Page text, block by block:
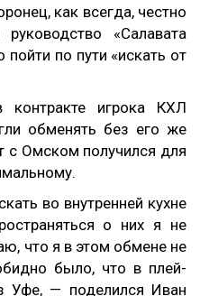
как всегда, честно
«Салавата
по пути «искать от
контракте игрока КХЛ
обменять без его же
с Омском получился для
во внутренней кухне
о них я не
что я в этом обмене не
было, что в плей-
Уфе, — поделился Иван